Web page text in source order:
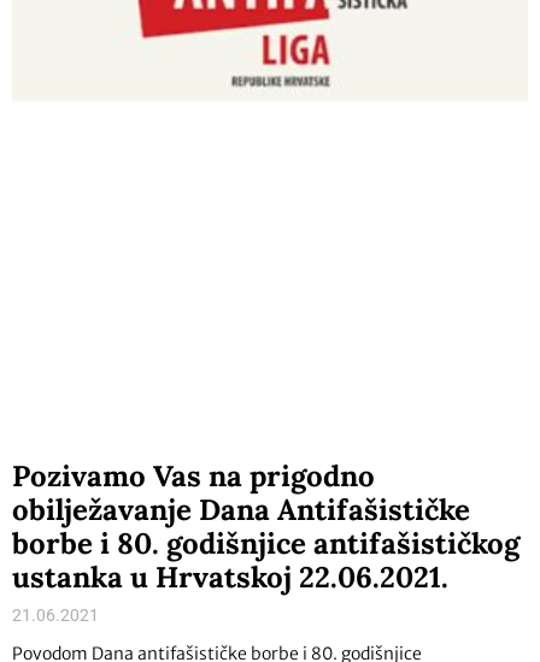
Pozivamo Vas na prigodno
obilježavanje Dana Antifašističke
borbe i 80. godišnjice antifašističkog
ustanka u Hrvatskoj 22.06.2021.
21.06.2021
Povodom Dana antifašističke borbe i 80. godišnjice